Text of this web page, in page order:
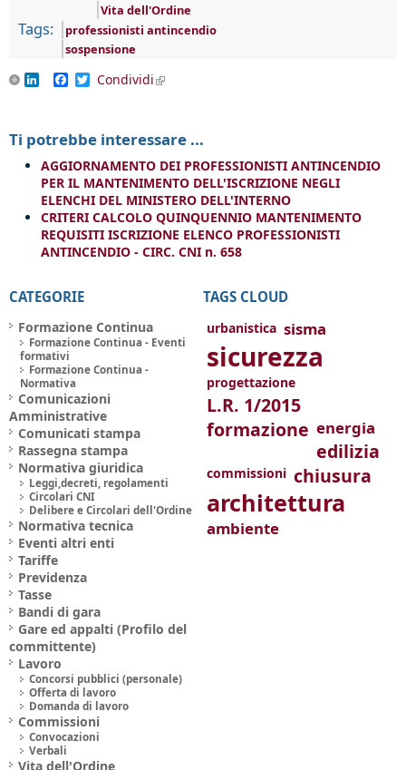
Vita dell'Ordine
Tags:
professionisti antincendio
sospensione
LinkedInFacebook
Twitter
Condividi(link is external)
Ti potrebbe interessare ...
AGGIORNAMENTO DEI PROFESSIONISTI ANTINCENDIO
PER IL MANTENIMENTO DELL'ISCRIZIONE NEGLI
ELENCHI DEL MINISTERO DELL'INTERNO
CRITERI CALCOLO QUINQUENNIO MANTENIMENTO
REQUISITI ISCRIZIONE ELENCO PROFESSIONISTI
ANTINCENDIO - CIRC. CNI n. 658
CATEGORIE
Formazione Continua
Formazione Continua - Eventi
formativi
Formazione Continua -
Normativa
Comunicazioni
Amministrative
Comunicati stampa
Rassegna stampa
Normativa giuridica
Leggi,decreti, regolamenti
Circolari CNI
Delibere e Circolari dell'Ordine
Normativa tecnica
Eventi altri enti
Tariffe
Previdenza
Tasse
Bandi di gara
Gare ed appalti (Profilo del
committente)
Lavoro
Concorsi pubblici (personale)
Offerta di lavoro
Domanda di lavoro
Commissioni
Convocazioni
Verbali
Vita dell'Ordine
TAGS CLOUD
urbanistica sisma
sicurezza
progettazione
L.R. 1/2015
formazione energia
edilizia
commissioni chiusura
architettura
ambiente